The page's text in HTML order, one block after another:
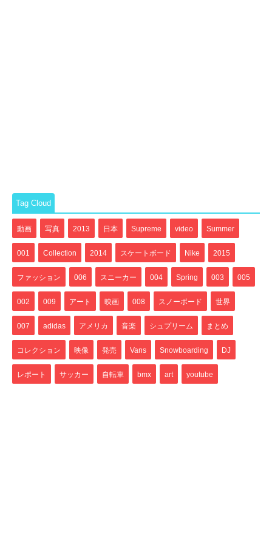
Tag Cloud
動画 写真 2013 日本 Supreme video Summer
001 Collection 2014 スケートボード Nike 2015
ファッション 006 スニーカー 004 Spring 003 005
002 009 アート 映画 008 スノーボード 世界
007 adidas アメリカ 音楽 シュプリーム まとめ
コレクション 映像 発売 Vans Snowboarding DJ
レポート サッカー 自転車 bmx art youtube